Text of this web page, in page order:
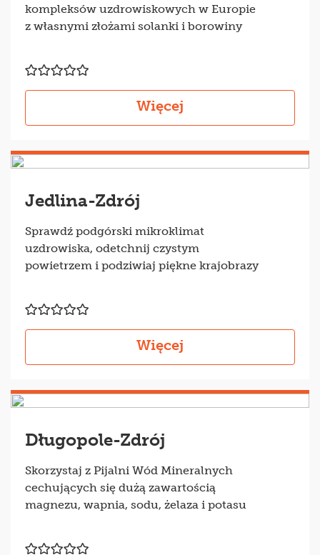
kompleksów uzdrowiskowych w Europie
z własnymi złożami solanki i borowiny
Więcej
Jedlina-Zdrój
Sprawdź podgórski mikroklimat
uzdrowiska, odetchnij czystym
powietrzem i podziwiaj piękne krajobrazy
Więcej
Długopole-Zdrój
Skorzystaj z Pijalni Wód Mineralnych
cechujących się dużą zawartością
magnezu, wapnia, sodu, żelaza i potasu